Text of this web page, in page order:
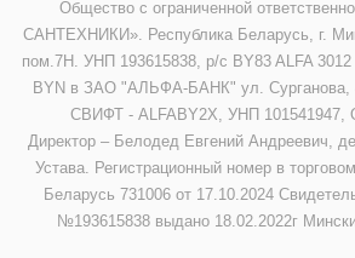
Общество с ограниченной
САНТЕХНИКИ». Республика Беларусь, г.
пом.7Н. УНП 193615838, р/с BY83 ALFA 3012
BYN в ЗАО "АЛЬФА-БАНК" ул. Сурганова,
СВИФТ - ALFABY2X, УНП 101541947,
Директор – Белодед Евгений Андреевич,
Устава. Регистрационный номер в
Беларусь 731006 от 17.10.2024
№193615838 выдано 18.02.2022г